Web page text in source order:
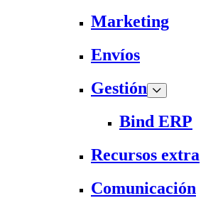
Marketing
Envíos
Gestión
Bind ERP
Recursos extra
Comunicación